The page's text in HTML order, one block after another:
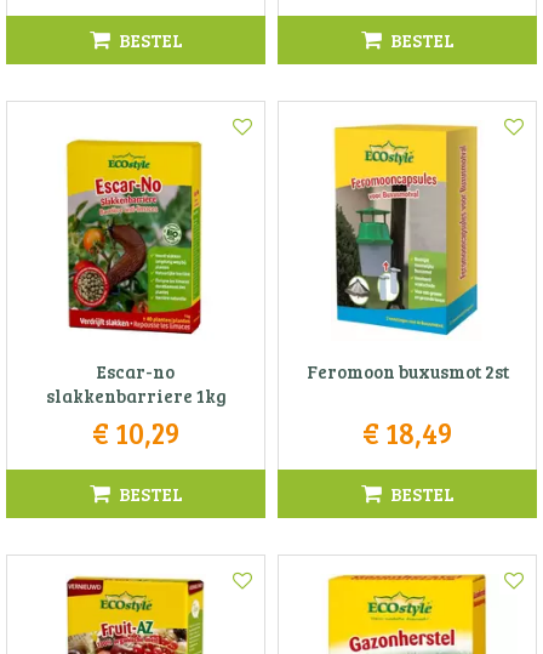
BESTEL BESTEL
Escar-no
slakkenbarriere 1kg
€ 10,29
BESTEL
Feromoon buxusmot 2st
€ 18,49
BESTEL